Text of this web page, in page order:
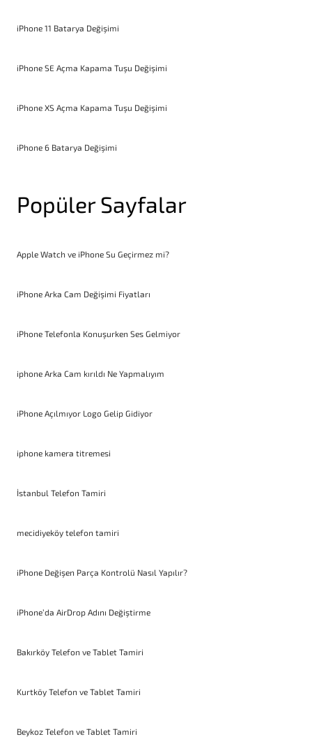
iPhone 11 Batarya Değişimi
iPhone SE Açma Kapama Tuşu Değişimi
iPhone XS Açma Kapama Tuşu Değişimi
iPhone 6 Batarya Değişimi
Popüler Sayfalar
Apple Watch ve iPhone Su Geçirmez mi?
iPhone Arka Cam Değişimi Fiyatları
iPhone Telefonla Konuşurken Ses Gelmiyor
iphone Arka Cam kırıldı Ne Yapmalıyım
iPhone Açılmıyor Logo Gelip Gidiyor
iphone kamera titremesi
İstanbul Telefon Tamiri
mecidiyeköy telefon tamiri
iPhone Değişen Parça Kontrolü Nasıl Yapılır?
iPhone’da AirDrop Adını Değiştirme
Bakırköy Telefon ve Tablet Tamiri
Kurtköy Telefon ve Tablet Tamiri
Beykoz Telefon ve Tablet Tamiri